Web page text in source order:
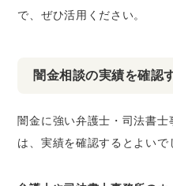
で、ぜひ活用ください。
闇金相談の実績を確認
闇金に強い弁護士・司法書
は、実績を確認するとよいで